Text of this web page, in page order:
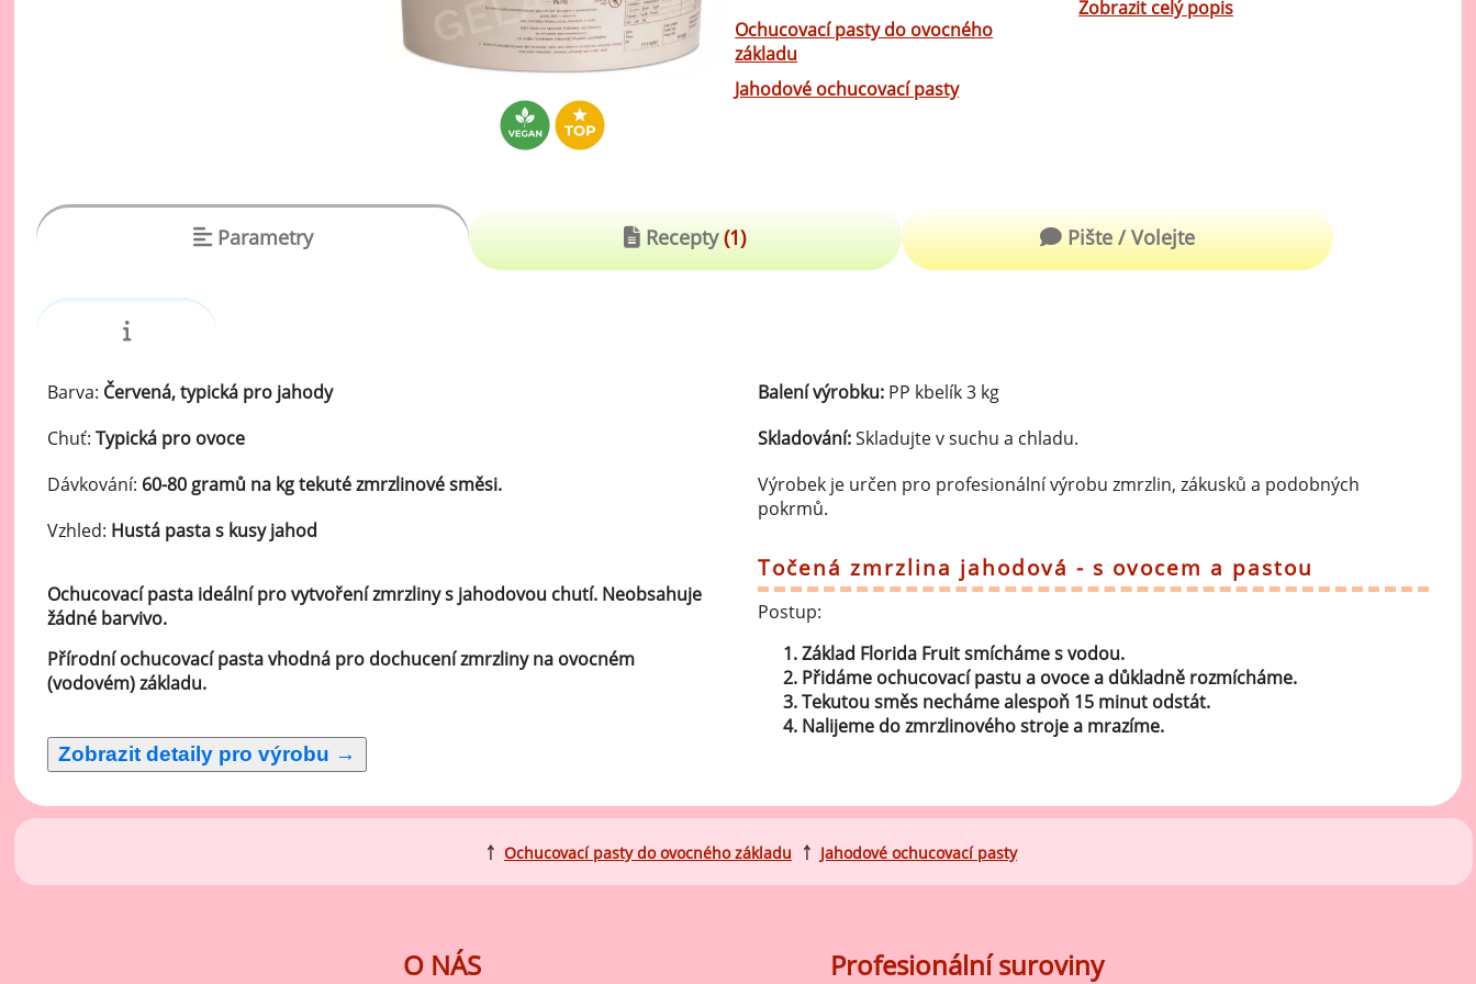
Arašídové ochucovací pasty
Kokosové ochucovací pasty
Mátové ochucovací pasty
výrobu kvalitní zmrzliny
Ochucovací sušené ingredience
Ovocné pyré - 100% rozmixované
zralé ovoce
Doplňkové ingredience
Zmrzlinové kornoutky
Ovocné náplně Farcitury
Ochucovací pasty do ovocného
Ošetření ovoce
Ochucovací pasty do ovocného
základu
Jahodové ochucovací pasty
Zobrazit celý popis
Parametry Recepty(1) Pište / Volejte
Barva: Červená, typická pro jahody
Chuť:Typická pro ovoce
Dávkování: 60-80 gramů na kg tekuté zmrzlinové směsi.
Vzhled: Hustá pasta s kusy jahod
Ochucovací pasta ideální pro vytvoření zmrzliny s jahodovou chutí. Neobsahuje
žádné barvivo.
Přírodní ochucovací pasta vhodná pro dochucení zmrzliny na ovocném
(vodovém) základu.
Balení výrobku: PP kbelík 3 kg
Skladování:Skladujte v suchu a chladu.
Výrobek je určen pro profesionální výrobu zmrzlin, zákusků a podobných
pokrmů.
Točená zmrzlina jahodová - s ovocem a pastou
Postup:
Základ Florida Fruit smícháme s vodou.
Přidáme ochucovací pastu a ovoce a důkladně rozmícháme.
Tekutou směs necháme alespoň 15 minut odstát.
Nalijeme do zmrzlinového stroje a mrazíme.
￪ Ochucovací pasty do ovocného základu ￪ Jahodové ochucovací pasty
O NÁS Profesionální suroviny